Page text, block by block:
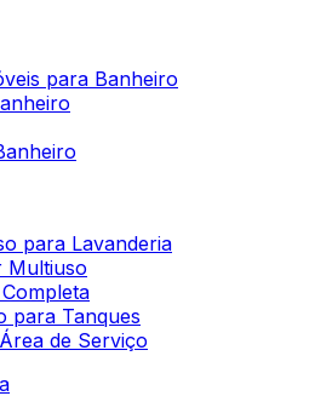
para Banheiro
para Lavanderia
Multiuso
para Tanques
de Serviço